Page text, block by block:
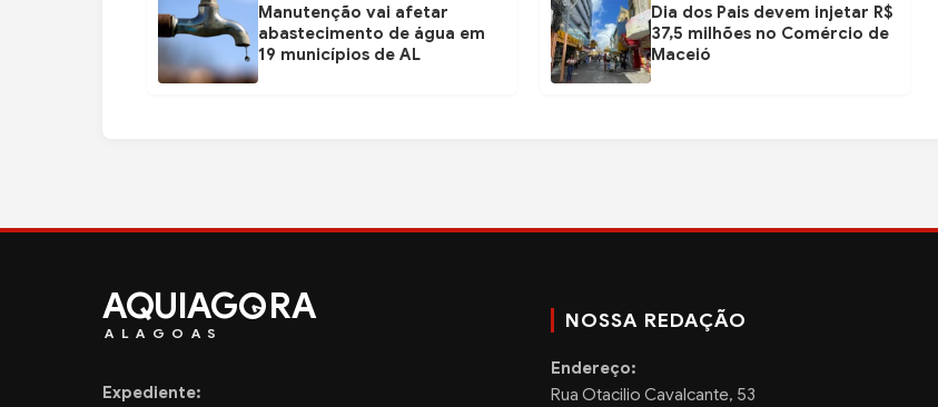
Manutenção vai afetar
abastecimento de água em
19 municípios de AL
Dia dos Pais devem injetar R$
37,5 milhões no Comércio de
Maceió
AQUIAG RA
ALAGOAS
Expediente:
NOSSA REDAÇÃO
Endereço:
Rua Otacilio Cavalcante, 53